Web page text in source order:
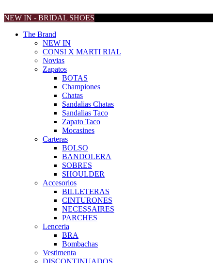
NEW IN - BRIDAL SHOES
The Brand
NEW IN
CONSI X MARTI RIAL
Novias
Zapatos
BOTAS
Championes
Chatas
Sandalias Chatas
Sandalias Taco
Zapato Taco
Mocasines
Carteras
BOLSO
BANDOLERA
SOBRES
SHOULDER
Accesorios
BILLETERAS
CINTURONES
NECESSAIRES
PARCHES
Lenceria
BRA
Bombachas
Vestimenta
DISCONTINUADOS